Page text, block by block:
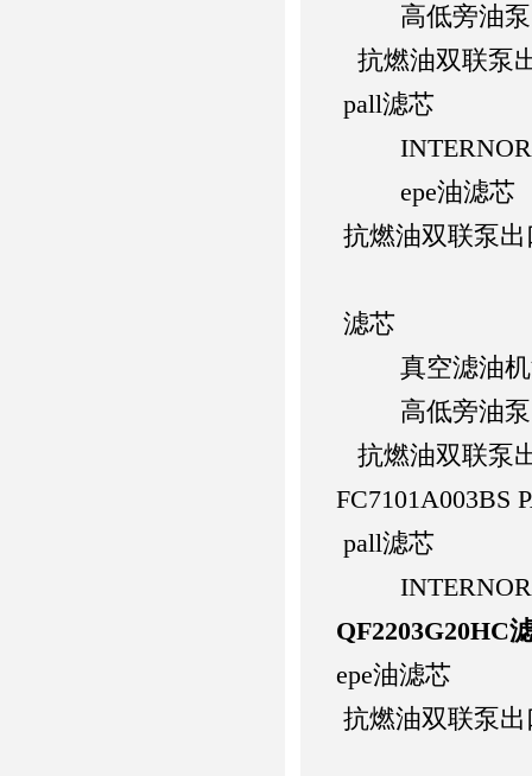
高低旁油泵
抗燃油双联泵
pall滤芯
epe油滤芯
抗燃油双联泵
滤芯
真空滤油机
高低旁油泵
抗燃油双联泵
FC7101A003BS
pall滤芯
QF2203G20HC
epe油滤芯
抗燃油双联泵